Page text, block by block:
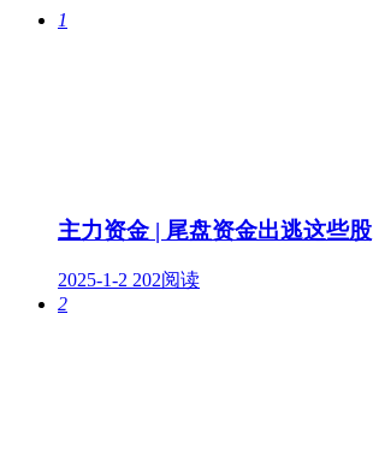
1
主力资金 | 尾盘资金出逃这些股
2025-1-2 202阅读
2